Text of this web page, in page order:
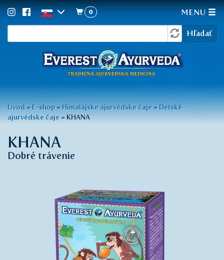
na
Hľadať
0 MENU
Nachádzate
sa
tu
Úvod » E-shop » Himalájske ajurvédske čaje »Detské
ajurvédske čaje »KHANA
KHANA
Dobré trávenie